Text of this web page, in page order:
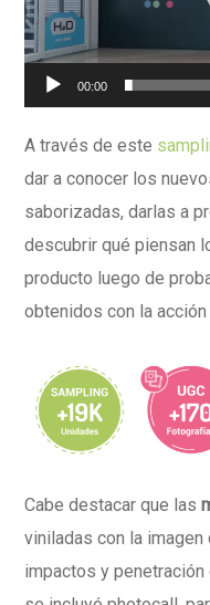
00:00
A través de este
dar a conocer los
saborizadas, darlas a
descubrir qué piensan
producto luego de
obtenidos con la
Cabe destacar que las
viniladas con la
impactos y